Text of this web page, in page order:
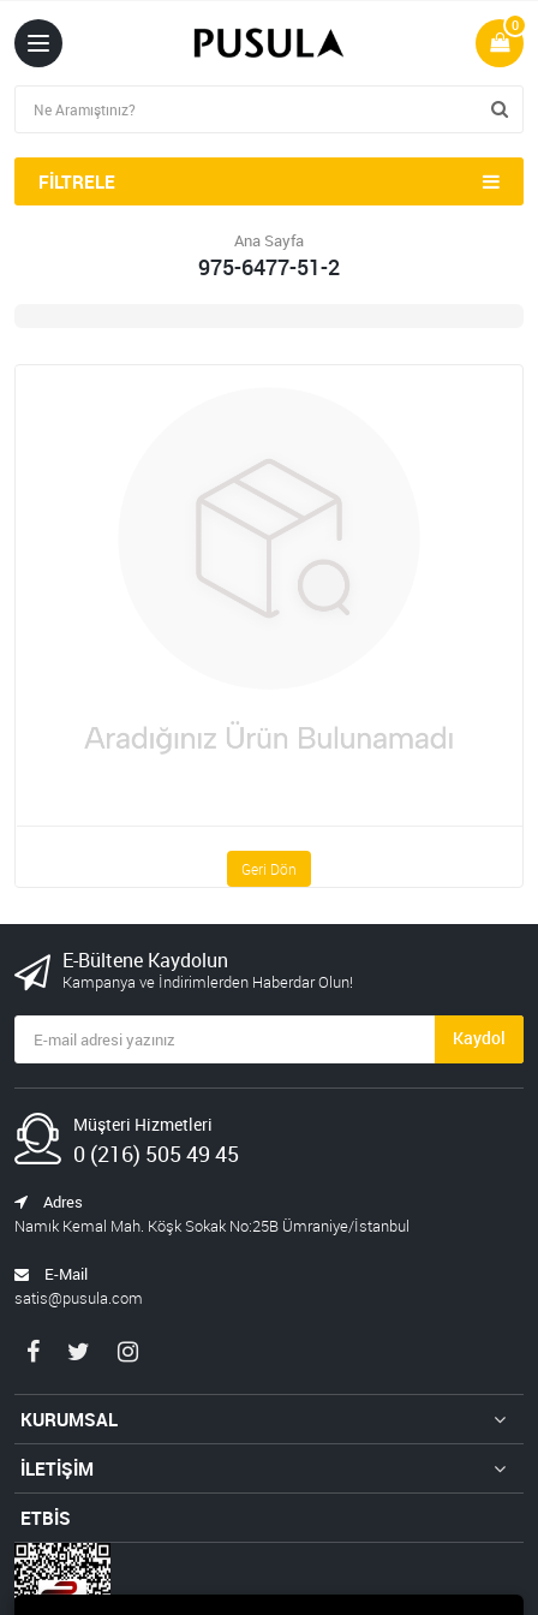
0
FILTRELE
Ana Sayfa
975-6477-51-2
Geri Dön
E-Bültene Kaydolun
Kampanya ve İndirimlerden Haberdar Olun!
Kaydol
Müşteri Hizmetleri
0 (216) 505 49 45
Adres
Namık Kemal Mah. Köşk Sokak No:25B Ümraniye/İstanbul
E-Mail
satis@pusula.com
KURUMSAL
İLETİŞİM
ETBİS